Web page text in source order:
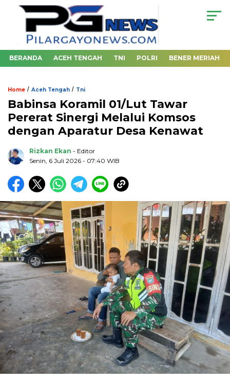
BERANDA ACEH TENGAH TNI POLRI BENER MERIAH
Home / Aceh Tengah / Tni
‎Babinsa Koramil 01/Lut Tawar
Pererat Sinergi Melalui Komsos
dengan Aparatur Desa Kenawat
Rizkan Ekan - Editor
Senin, 6 Juli 2026 - 07:40 WIB